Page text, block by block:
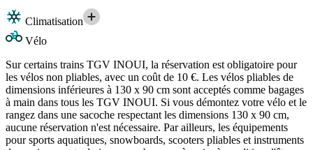
Climatisation
Vélo
Sur certains trains TGV INOUI, la réservation est obligatoire pour
les vélos non pliables, avec un coût de 10 €. Les vélos pliables de
dimensions inférieures à 130 x 90 cm sont acceptés comme bagages
à main dans tous les TGV INOUI. Si vous démontez votre vélo et le
rangez dans une sacoche respectant les dimensions 130 x 90 cm,
aucune réservation n'est nécessaire. Par ailleurs, les équipements
pour sports aquatiques, snowboards, scooters pliables et instruments